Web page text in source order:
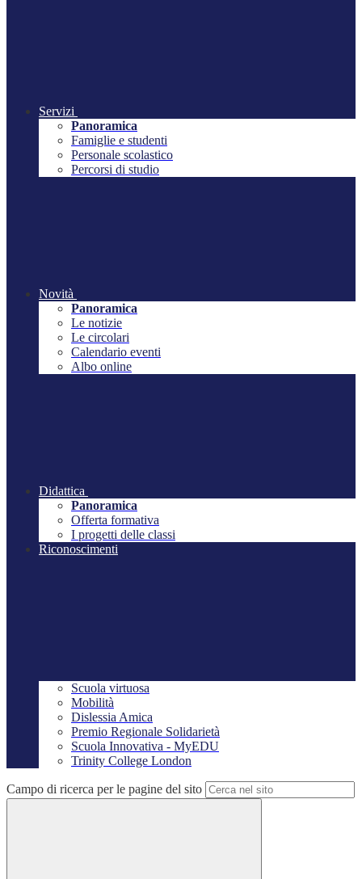
Servizi
Panoramica
Famiglie e studenti
Personale scolastico
Percorsi di studio
Novità
Panoramica
Le notizie
Le circolari
Calendario eventi
Albo online
Didattica
Panoramica
Offerta formativa
I progetti delle classi
Riconoscimenti
Scuola virtuosa
Mobilità
Dislessia Amica
Premio Regionale Solidarietà
Scuola Innovativa - MyEDU
Trinity College London
Campo di ricerca per le pagine del sito